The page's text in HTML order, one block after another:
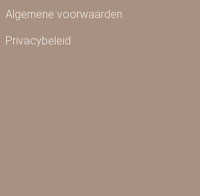
Algemene voorwaarden
Privacybeleid